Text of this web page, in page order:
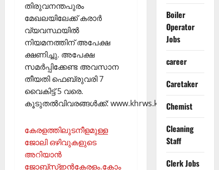
തിരുവനന്തപുരം
മേഖലയിലേക്ക് കരാർ
വ്യവസ്ഥയിൽ
നിയമനത്തിന് അപേക്ഷ
ക്ഷണിച്ചു. അപേക്ഷ
സമർപ്പിക്കേണ്ട അവസാന
തീയതി ഫെബ്രുവരി 7
വൈകിട്ട് 5 വരെ.
കൂടുതൽവിവരങ്ങൾക്ക്: www.khrws.kerala.gov.in.
കേരളത്തിലുടനീളമുള്ള
ജോലി ഒഴിവുകളുടെ
അറിയാന്‍
ജോബ്‌സ്ഇന്‍കേരളം.കോം
Boiler
Operator
Jobs
career
Caretaker
Chemist
Cleaning
Staff
Clerk Jobs